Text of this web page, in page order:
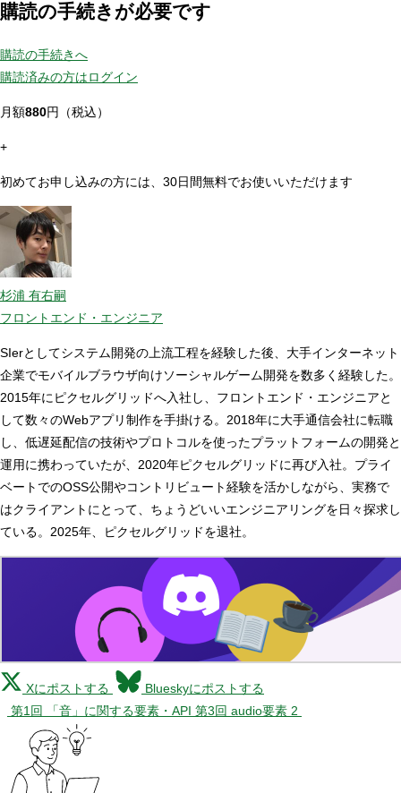
購読の手続きが必要です
購読の手続きへ
購読済みの方はログイン
月額880円（税込）
+
初めてお申し込みの方には、30日間無料でお使いいただけます
杉浦 有右嗣
フロントエンド・エンジニア
SIerとしてシステム開発の上流工程を経験した後、大手インターネット
企業でモバイルブラウザ向けソーシャルゲーム開発を数多く経験した。
2015年にピクセルグリッドへ入社し、フロントエンド・エンジニアと
して数々のWebアプリ制作を手掛ける。2018年に大手通信会社に転職
し、低遅延配信の技術やプロトコルを使ったプラットフォームの開発と
運用に携わっていたが、2020年ピクセルグリッドに再び入社。プライ
ベートでのOSS公開やコントリビュート経験を活かしながら、実務で
はクライアントにとって、ちょうどいいエンジニアリングを日々探求し
ている。2025年、ピクセルグリッドを退社。
Xにポストする
Blueskyにポストする
第1回 「音」に関する要素・API 第3回 audio要素 2